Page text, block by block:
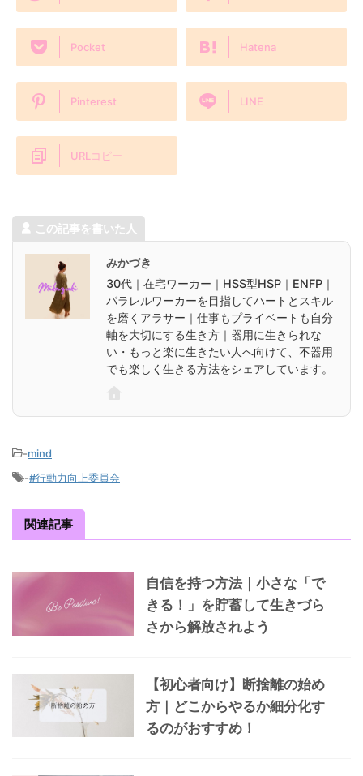
Pocket Hatena
Pinterest LINE
URLコピー
この記事を書いた人
みかづき
30代｜在宅ワーカー｜HSS型HSP｜ENFP｜
パラレルワーカーを目指してハートとスキル
を磨くアラサー｜仕事もプライベートも自分
軸を大切にする生き方｜器用に生きられな
い・もっと楽に生きたい人へ向けて、不器用
でも楽しく生きる方法をシェアしています。
-mind
-#行動力向上委員会
関連記事
自信を持つ方法｜小さな「で
きる！」を貯蓄して生きづら
さから解放されよう
【初心者向け】断捨離の始め
方｜どこからやるか細分化す
るのがおすすめ！